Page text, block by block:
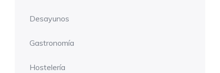
Desayunos
Gastronomía
Hostelería